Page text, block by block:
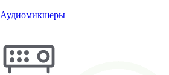
Аудиомикшеры